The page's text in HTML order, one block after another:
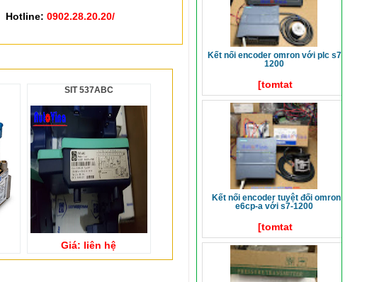
kết nối encoder omron với plc s7-
1200
[tomtat
kết nối encoder tuyệt đối omron
e6cp-a với s7-1200
[tomtat
Hotline: 0902.28.20.20/
SIT 537ABC
Giá: liên hệ